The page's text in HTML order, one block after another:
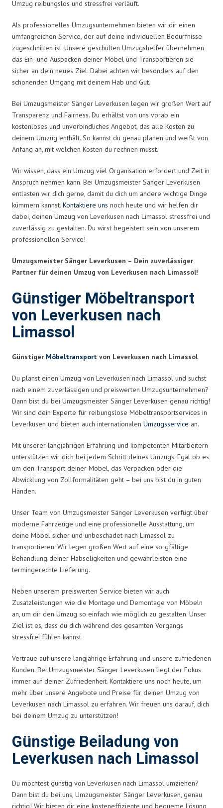
Umzug reibungslos und stressfrei verläuft.
Als professionelles Umzugsunternehmen bieten wir dir einen
umfangreichen Service, der auf deine individuellen Bedürfnisse
zugeschnitten ist. Unsere geschulten Umzugshelfer übernehmen
das Ein- und Auspacken deiner Möbel und Transportieren sie
sicher an dein neues Ziel. Dabei achten wir besonders auf den
schonenden Umgang mit deinem Hab und Gut.
Bei Umzugsmeister Sänger Leverkusen legen wir großen Wert auf
Transparenz und Fairness. Du erhältst von uns vorab ein
kostenloses und unverbindliches Angebot, das alle Kosten zu
deinem Umzug enthält. So kannst du genau planen und weißt von
Anfang an, mit welchen Kosten du rechnen musst.
Wir wissen, dass ein Umzug viel Organisation erfordert und Zeit in
Anspruch nehmen kann. Bei Umzugsmeister Sänger Leverkusen
entlasten wir dich gerne, damit du dich um andere wichtige Dinge
kümmern kannst. Kontaktiere uns noch heute und wir helfen dir
dabei, deinen Umzug von Leverkusen nach Limassol stressfrei und
zuverlässig zu gestalten. Du wirst begeistert sein von unserem
professionellen Service!
Umzugsmeister Sänger Leverkusen – Dein zuverlässiger
Partner für deinen Umzug von Leverkusen nach Limassol!
Günstiger Möbeltransport
von Leverkusen nach
Limassol
Günstiger Möbeltransport von Leverkusen nach Limassol
Du planst einen Umzug von Leverkusen nach Limassol und suchst
nach einem zuverlässigen und preiswerten Umzugsunternehmen?
Dann bist du bei Umzugsmeister Sänger Leverkusen genau richtig!
Wir sind dein Experte für reibungslose Möbeltransportservices in
Leverkusen und bieten auch internationalen Umzugsservice an.
Mit unserer langjährigen Erfahrung und kompetenten Mitarbeitern
unterstützen wir dich bei jedem Schritt deines Umzugs. Egal ob es
um den Transport deiner Möbel, das Verpacken oder die
Abwicklung von Zollformalitäten geht – bei uns bist du in guten
Händen.
Unser Team von Umzugsmeister Sänger Leverkusen verfügt über
moderne Fahrzeuge und eine professionelle Ausstattung, um
deine Möbel sicher und unbeschadet nach Limassol zu
transportieren. Wir legen großen Wert auf eine sorgfältige
Behandlung deiner Habseligkeiten und gewährleisten eine
termingerechte Lieferung.
Neben unserem preiswerten Service bieten wir auch
Zusatzleistungen wie die Montage und Demontage von Möbeln
an, um dir den Umzug so einfach wie möglich zu gestalten. Unser
Ziel ist es, dass du dich während des gesamten Vorgangs
stressfrei fühlen kannst.
Vertraue auf unsere langjährige Erfahrung und unsere zufriedenen
Kunden. Bei Umzugsmeister Sänger Leverkusen liegt der Fokus
immer auf deiner Zufriedenheit. Kontaktiere uns noch heute, um
mehr über unsere Angebote und Preise für deinen Umzug von
Leverkusen nach Limassol zu erfahren. Wir freuen uns darauf, dich
bei deinem Umzug zu unterstützen!
Günstige Beiladung von
Leverkusen nach Limassol
Du möchtest günstig von Leverkusen nach Limassol umziehen?
Dann bist du bei uns, Umzugsmeister Sänger Leverkusen, genau
richtig! Wir bieten dir eine kosteneffiziente und bequeme Lösung